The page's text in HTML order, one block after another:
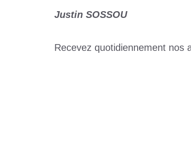
Justin SOSSOU
Recevez quotidiennement nos